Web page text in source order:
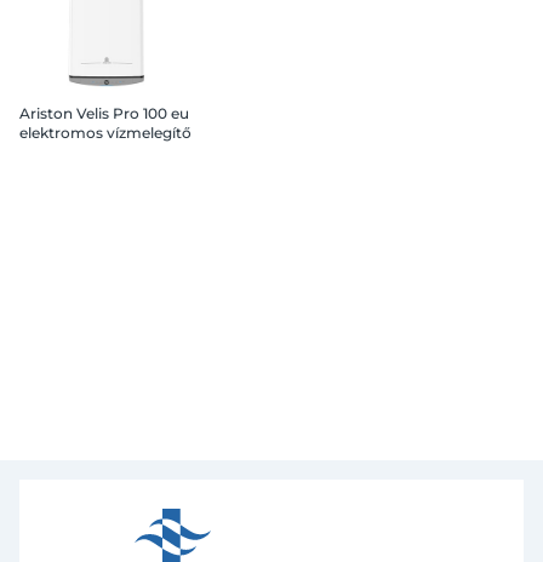
Ariston Velis Pro 100 eu
elektromos vízmelegítő